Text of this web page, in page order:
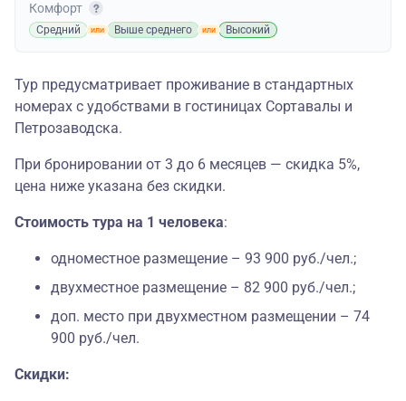
Комфорт
Средний Выше среднего Высокий
Тур предусматривает проживание в стандартных
номерах с удобствами в гостиницах Сортавалы и
Петрозаводска.
При бронировании от 3 до 6 месяцев — скидка 5%,
цена ниже указана без скидки.
Стоимость тура на 1 человека:
одноместное размещение – 93 900 руб./чел.;
двухместное размещение – 82 900 руб./чел.;
доп. место при двухместном размещении – 74
900 руб./чел.
Скидки: